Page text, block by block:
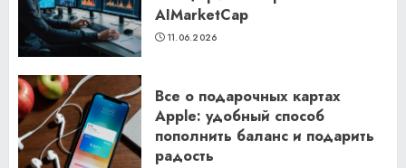
AIMarketCap
11.06.2026
Все о подарочных картах
Apple: удобный способ
пополнить баланс и подарить
радость